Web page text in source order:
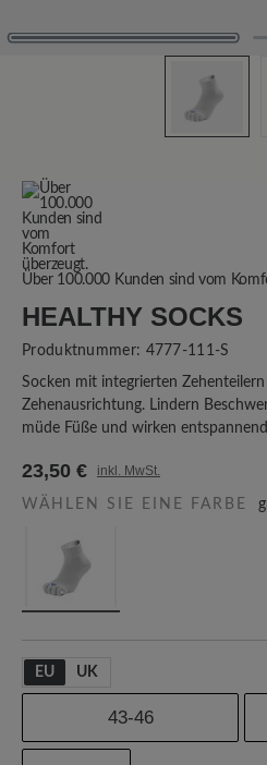
Über 100.000 Kunden sind vom
HEALTHY SOCKS
Produktnummer: 4777-111-S
Socken mit integrierten
Zehenausrichtung. Lindern
müde Füße und wirken
23,50 € inkl. MwSt.
WÄHLEN SIE EINE FARBE
EU UK
43-46